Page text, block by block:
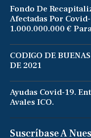
Fondo De
Afectadas Por
1.000.000.000 €
CODIGO DE
DE 2021
Ayudas Covid-19.
Avales ICO.
Suscríbase A